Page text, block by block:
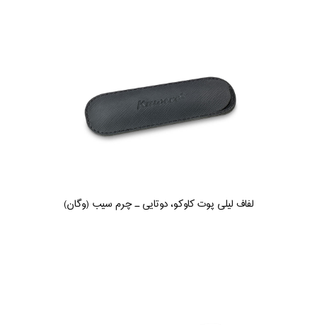
لفاف لیلی پوت کاوکو، دوتایی ـ چرم سیب (وگان)